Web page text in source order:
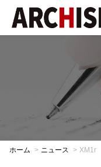
ホーム > ニュース > XM1r